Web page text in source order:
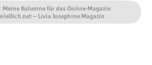
Meine Kolumne für das Online-Magazin
– Livia Josephine Magazin